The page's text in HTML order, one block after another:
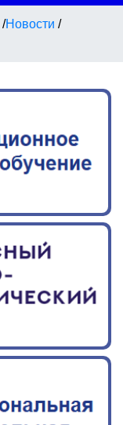
/Новости /